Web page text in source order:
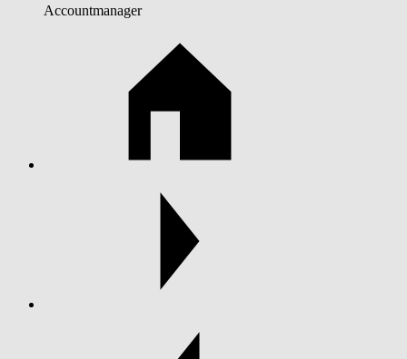
Accountmanager